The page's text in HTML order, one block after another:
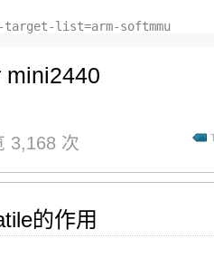
list=arm-softmmu
mini2440
3,168 次
的作用